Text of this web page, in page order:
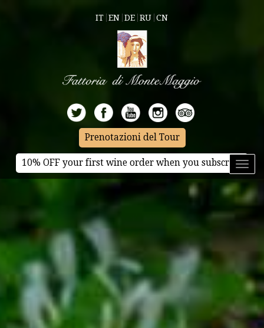
IT EN DE RU CN
Prenotazioni del Tour
10% OFF your first wine order when you subscribe